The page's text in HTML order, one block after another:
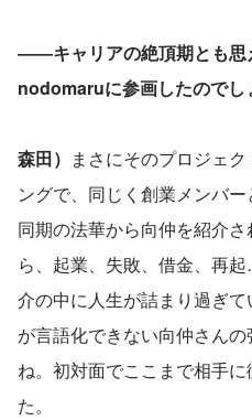
――キャリアの絶頂期とも思
nodomaruに参画したのでし
森田） まさにそのプロジェ
ングで、同じく創業メンバー
同期の法華から向仲を紹介
ら、起業、失敗、借金、再
介の中に人生が詰まり過ぎ
が言語化できない向仲さん
ね。初対面でここまで相手
た。